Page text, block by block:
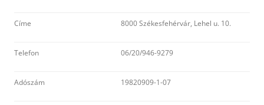
Címe 8000 Székesfehérvár, Lehel u. 10.
Telefon 06/20/946-9279
Adószám 19820909-1-07